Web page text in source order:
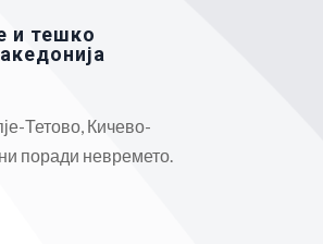
и тешко
Тетово, Кичево-
поради невремето.